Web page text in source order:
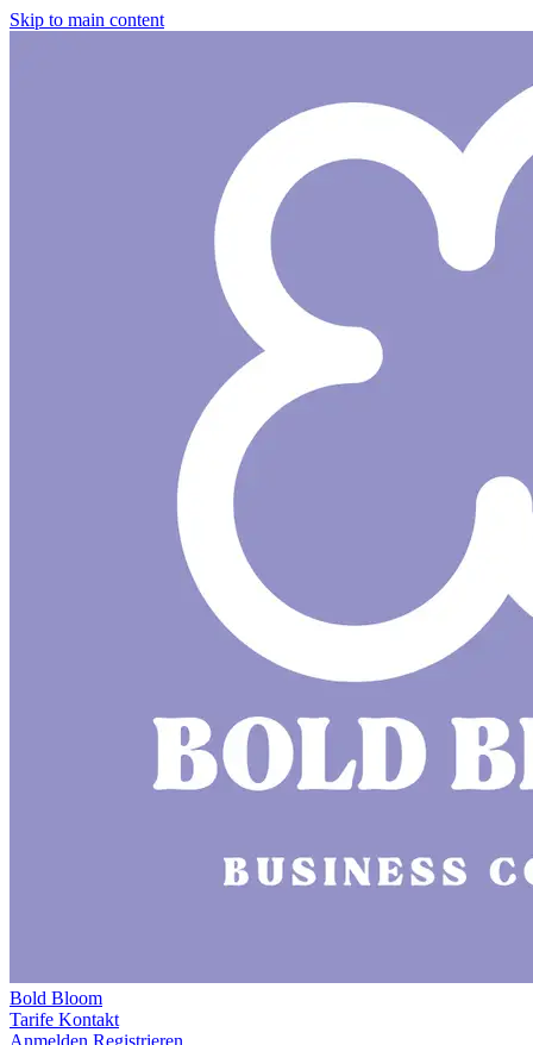
Skip to main content
Bold Bloom
Tarife Kontakt
Anmelden Registrieren